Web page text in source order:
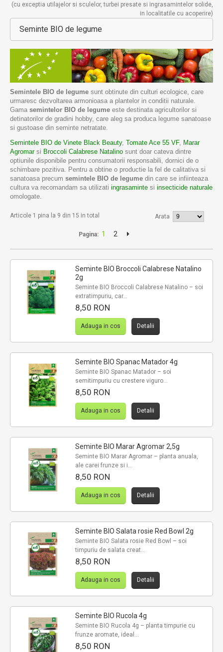
(cu exceptia utilajelor si sculelor, turbei presate si ingrasamintelor solide,
in localitatile cu acoperire)
Seminte BIO de legume
Semintele BIO de legumesunt obtinute din culturi ecologice, care
urmaresc dezvoltarea armonioasa a plantelor in conditii naturale.
Gama semintelor BIO de legumeeste destinata agricultorilor si
detinatorilor de gradini hobby, care aleg sa produca legume sanatoase
si gustoase din seminte netratate.
Semintele BIO de Vinete Black Beauty, Tomate Ace 55 VF, Marar
Agromarsi Broccoli Calabrese Natalinosunt doar cateva dintre
optiunile disponibile pentru consumatorii responsabili, dornici de o
schimbare pozitiva. Pentru a obtine o productie la fel de calitativa si
sanatoasa precum semintele BIO de legumedin care se infiinteaza
cultura va recomandam sa utilizati ingrasamintesi insecticide naturale
omologate.
Articole 1 pina la 9 din 15 in total Arata
Pagina: 1 2
Seminte BIO Broccoli Calabrese Natalino
2g
Seminte BIO Broccoli Calabrese Natalino – soi
extratimpuriu, car...
8,50 RON
Adauga in cos Detalii
Seminte BIO Spanac Matador 4g
Seminte BIO Spanac Matador – soi
semitimpuriu cu crestere viguro...
8,50 RON
Adauga in cos Detalii
Seminte BIO Marar Agromar 2,5g
Seminte BIO Marar Agromar – planta anuala,
ale carei frunze si i...
8,50 RON
Adauga in cos Detalii
Seminte BIO Salata rosie Red Bowl 2g
Seminte BIO Salata rosie Red Bowl – soi
timpuriu de salata creat...
8,50 RON
Adauga in cos Detalii
Seminte BIO Rucola 4g
Seminte BIO Rucola 4g – planta timpurie cu
frunze aromate, ideal...
8,50 RON